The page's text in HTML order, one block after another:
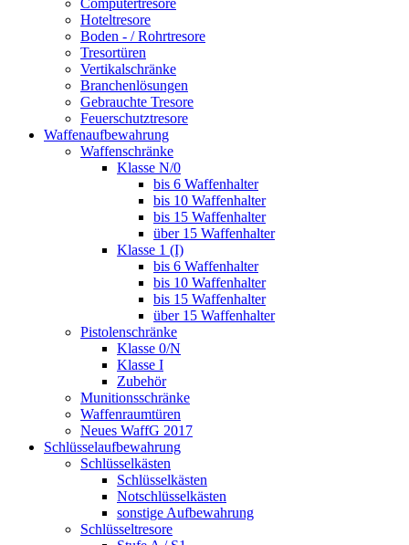
Computertresore
Hoteltresore
Boden - / Rohrtresore
Tresortüren
Vertikalschränke
Branchenlösungen
Gebrauchte Tresore
Feuerschutztresore
Waffenaufbewahrung
Waffenschränke
Klasse N/0
bis 6 Waffenhalter
bis 10 Waffenhalter
bis 15 Waffenhalter
über 15 Waffenhalter
Klasse 1 (I)
bis 6 Waffenhalter
bis 10 Waffenhalter
bis 15 Waffenhalter
über 15 Waffenhalter
Pistolenschränke
Klasse 0/N
Klasse I
Zubehör
Munitionsschränke
Waffenraumtüren
Neues WaffG 2017
Schlüsselaufbewahrung
Schlüsselkästen
Schlüsselkästen
Notschlüsselkästen
sonstige Aufbewahrung
Schlüsseltresore